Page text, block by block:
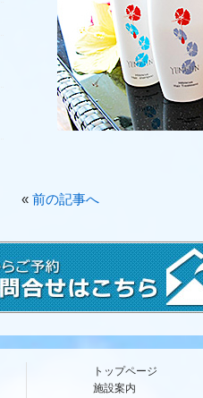
« 前の記事へ
トップページ
施設案内